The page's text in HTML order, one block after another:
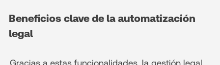
Beneficios clave de la automatización
legal
Gracias a estas funcionalidades, la gestión legal